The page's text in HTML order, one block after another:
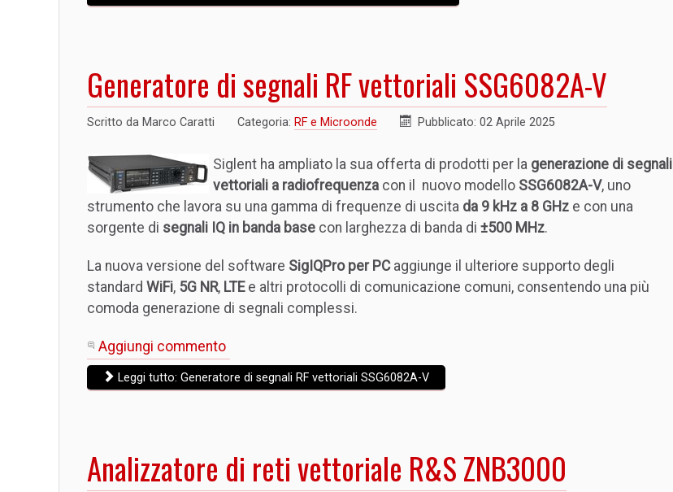
Generatore di segnali RF vettoriali SSG6082A-V
Scritto da Marco Caratti Categoria: RF e Microonde Pubblicato: 02 Aprile 2025
Siglent ha ampliato la sua offerta di prodotti per la generazione di segnali
vettoriali a radiofrequenza con il nuovo modello SSG6082A-V, uno
strumento che lavora su una gamma di frequenze di uscita da 9 kHz a 8 GHz e con una
sorgente di segnali IQ in banda base con larghezza di banda di ±500 MHz.
La nuova versione del software SigIQPro per PCaggiunge il ulteriore supporto degli
standard WiFi, 5G NR, LTEe altri protocolli di comunicazione comuni, consentendo una più
comoda generazione di segnali complessi.
Aggiungi commento
Leggi tutto: Generatore di segnali RF vettoriali SSG6082A-V
Analizzatore di reti vettoriale R&S ZNB3000